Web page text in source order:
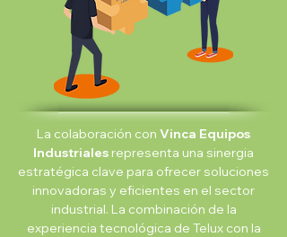
La colaboración con Vinca Equipos
Industriales representa una sinergia
estratégica clave para ofrecer soluciones
innovadoras y eficientes en el sector
industrial. La combinación de la
experiencia tecnológica de Telux con la